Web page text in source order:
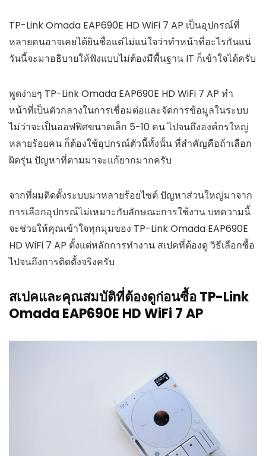
TP-Link Omada EAP690E HD WiFi 7 AP เป็นอุปกรณ์ที่
หลายคนอาจเคยได้ยินชื่อแต่ไม่แน่ใจว่าทำหน้าที่อะไรกันแน่
วันนี้จะมาอธิบายให้ฟังแบบไม่ต้องมีพื้นฐาน IT ก็เข้าใจได้ครับ
พูดง่ายๆ TP-Link Omada EAP690E HD WiFi 7 AP ทำ
หน้าที่เป็นตัวกลางในการเชื่อมต่อและจัดการข้อมูลในระบบ
ไม่ว่าจะเป็นออฟฟิศขนาดเล็ก 5-10 คน ไปจนถึงองค์กรใหญ่
หลายร้อยคน ก็ต้องใช้อุปกรณ์ตัวนี้ทั้งนั้น ที่สำคัญคือถ้าเลือก
ผิดรุ่น ปัญหาที่ตามมาจะแก้ยากมากครับ
จากที่ผมติดตั้งระบบมาหลายร้อยไซต์ ปัญหาส่วนใหญ่มาจาก
การเลือกอุปกรณ์ไม่เหมาะกับลักษณะการใช้งาน บทความนี้
จะช่วยให้คุณเข้าใจทุกมุมของ TP-Link Omada EAP690E
HD WiFi 7 AP ตั้งแต่หลักการทำงาน สเปคที่ต้องดู วิธีเลือกซื้อ
ไปจนถึงการติดตั้งจริงครับ
สเปคและคุณสมบัติที่ต้องดูก่อนซื้อ TP-Link
Omada EAP690E HD WiFi 7 AP